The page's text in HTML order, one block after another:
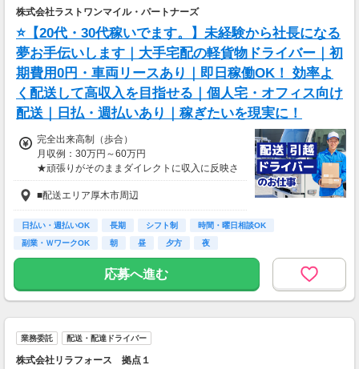
＊前払い制度あり（稼働分のみ）
【日収例】
売上2万1600円（1個160円×135個）×90％=約
1万9000円
【月額報酬例】
売上65万2800円(1個160円×170個×24日)×90％
=58万7520円
※上記は一例です。
株式会社ラストワンマイル・パートナーズ
⭐【20代・30代稼いでます。】未経験から社長になる
夢お手伝いします｜大手宅配の軽貨物ドライバー｜初
期費用0円・車両リースあり｜即日稼働OK！ 効率よ
く配送して高収入を目指せる｜個人宅・オフィス向け
配送｜日払・週払いあり｜稼ぎたいを現実に！
完全出来高制（歩合）
月収例：30万円～60万円
★頑張りがそのままダイレクトに収入に反映さ
れます！
★日払い・週払い・前払い制度あり（規定あ
り）
■配送エリア厚木市周辺
日払い・週払いOK 長期 シフト制
時間・曜日相談OK
副業・ＷワークOK
朝 昼 夕方 夜
応募へ進む
業務委託 配送・配達ドライバー
株式会社リラフォース 拠点１